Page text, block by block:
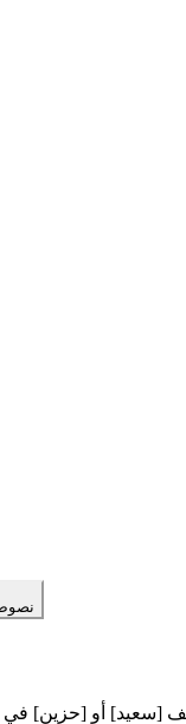
[سعيد] أو [حزين] في